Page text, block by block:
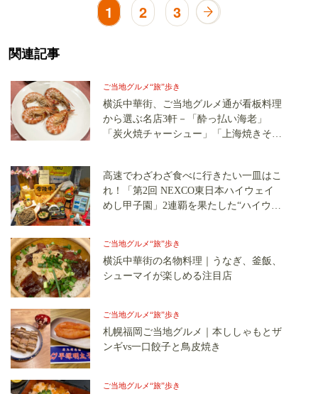
1 2 3
関連記事
ご当地グルメ“旅”歩き
横浜中華街、ご当地グルメ通が看板料理
から選ぶ名店3軒－「酔っ払い海老」
「炭火焼チャーシュー」「上海焼きそ
高速でわざわざ食べに行きたい一皿はこ
れ！「第2回 NEXCO東日本ハイウェイ
めし甲子園」2連覇を果たした“ハイウェ
ご当地グルメ“旅”歩き
横浜中華街の名物料理｜うなぎ、釜飯、
シューマイが楽しめる注目店
ご当地グルメ“旅”歩き
札幌福岡ご当地グルメ｜本ししゃもとザ
ンギvs一口餃子と鳥皮焼き
ご当地グルメ“旅”歩き